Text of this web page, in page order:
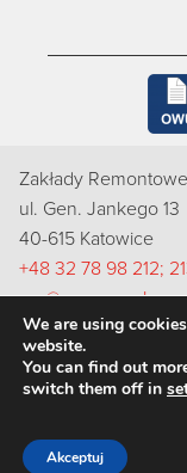
Zakłady
ul. Gen. Jankego 13
40-615 Katowice
+48 32 78 98 212;
zre@zre.com.pl
Inspektorem
S.A. jest Pani
We are using
website.
You can find out
switch them off in
Akceptuj